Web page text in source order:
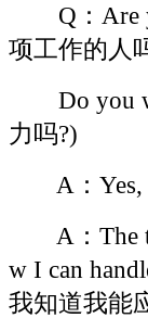
Q：Are
项工作的人
Do you
力吗?)
A：Yes, I
A：The
w I can
我知道我能